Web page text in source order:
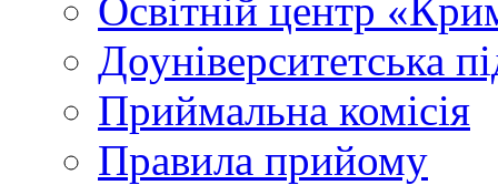
Освітній центр
Доуніверситетська
Приймальна комісія
Правила прийому